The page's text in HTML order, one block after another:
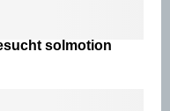
solmotion